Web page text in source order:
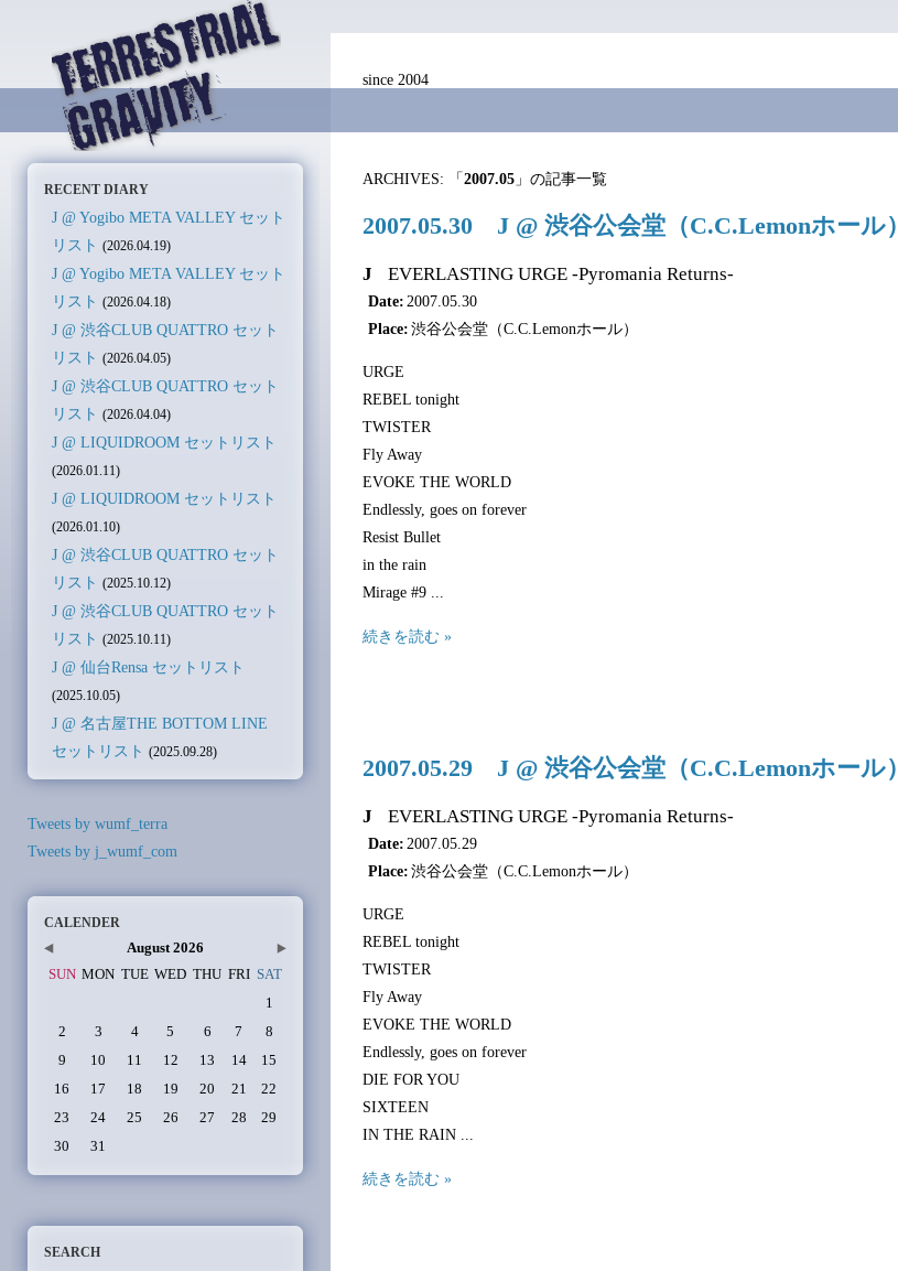
since 2004
ARCHIVES: 「2007.05」の記事一覧
2007.05.30 J @ 渋谷公会堂（C.C.Lemonホール）
J EVERLASTING URGE -Pyromania Returns-
Date: 2007.05.30
Place:渋谷公会堂（C.C.Lemonホール）
URGE
REBEL tonight
TWISTER
Fly Away
EVOKE THE WORLD
Endlessly, goes on forever
Resist Bullet
in the rain
Mirage #9 ...
続きを読む »
2007.05.29 J @ 渋谷公会堂（C.C.Lemonホール）
J EVERLASTING URGE -Pyromania Returns-
Date: 2007.05.29
Place:渋谷公会堂（C.C.Lemonホール）
URGE
REBEL tonight
TWISTER
Fly Away
EVOKE THE WORLD
Endlessly, goes on forever
DIE FOR YOU
SIXTEEN
IN THE RAIN ...
続きを読む »
RECENT DIARY
J @ Yogibo META VALLEY セット
リスト (2026.04.19)
J @ Yogibo META VALLEY セット
リスト (2026.04.18)
J @ 渋谷CLUB QUATTRO セット
リスト (2026.04.05)
J @ 渋谷CLUB QUATTRO セット
リスト (2026.04.04)
J @ LIQUIDROOM セットリスト
(2026.01.11)
J @ LIQUIDROOM セットリスト
(2026.01.10)
J @ 渋谷CLUB QUATTRO セット
リスト (2025.10.12)
J @ 渋谷CLUB QUATTRO セット
リスト (2025.10.11)
J @ 仙台Rensa セットリスト
(2025.10.05)
J @ 名古屋THE BOTTOM LINE
セットリスト (2025.09.28)
Tweets by wumf_terra
Tweets by j_wumf_com
CALENDER
August 2026
SUN MON TUE WED THU FRI SAT
1
2
3 4 5 6 7
8
9
10 11 12 13 14
15
16
17 18 19 20 21
22
23
24 25 26 27 28
29
30
31
SEARCH